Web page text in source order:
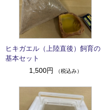
ヒキガエル（上陸直後）飼育の
基本セット
1,500円
（税込み）